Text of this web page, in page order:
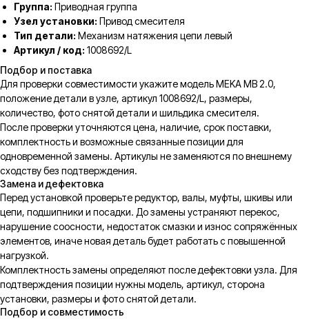
Группа: Приводная группа
Узел установки: Привод смесителя
Тип детали: Механизм натяжения цепи левый
Артикул / код: 1008692/L
Подбор и поставка
Для проверки совместимости укажите модель MEKA MB 2.0,
положение детали в узле, артикул 1008692/L, размеры,
количество, фото снятой детали и шильдика смесителя.
После проверки уточняются цена, наличие, срок поставки,
комплектность и возможные связанные позиции для
одновременной замены. Артикулы не заменяются по внешнему
сходству без подтверждения.
Замена и дефектовка
Перед установкой проверьте редуктор, валы, муфты, шкивы или
цепи, подшипники и посадки. До замены устраняют перекос,
нарушение соосности, недостаток смазки и износ сопряжённых
элементов, иначе новая деталь будет работать с повышенной
нагрузкой.
Комплектность замены определяют после дефектовки узла. Для
подтверждения позиции нужны модель, артикул, сторона
установки, размеры и фото снятой детали.
Подбор и совместимость